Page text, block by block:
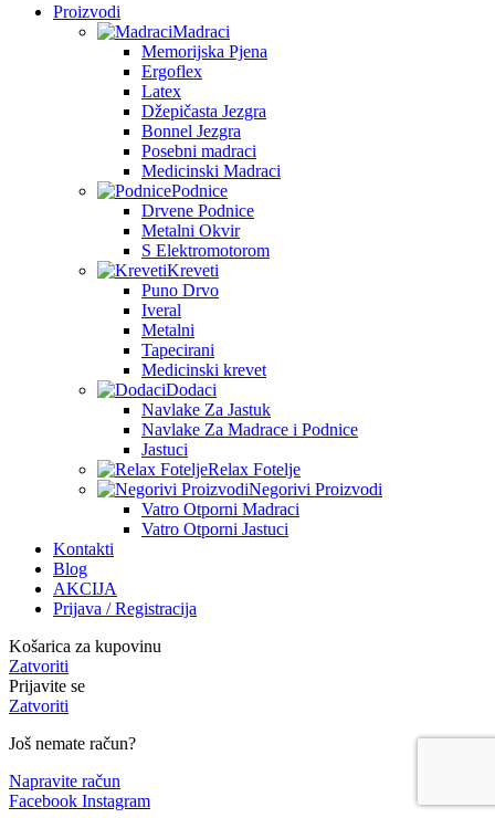
Proizvodi
Madraci
Memorijska Pjena
Ergoflex
Latex
Džepičasta Jezgra
Bonnel Jezgra
Posebni madraci
Medicinski Madraci
Podnice
Drvene Podnice
Metalni Okvir
S Elektromotorom
Kreveti
Puno Drvo
Iveral
Metalni
Tapecirani
Medicinski krevet
Dodaci
Navlake Za Jastuk
Navlake Za Madrace i Podnice
Jastuci
Relax Fotelje
Negorivi Proizvodi
Vatro Otporni Madraci
Vatro Otporni Jastuci
Kontakti
Blog
AKCIJA
Prijava / Registracija
Košarica za kupovinu
Zatvoriti
Prijavite se
Zatvoriti
Još nemate račun?
Napravite račun
Facebook Instagram